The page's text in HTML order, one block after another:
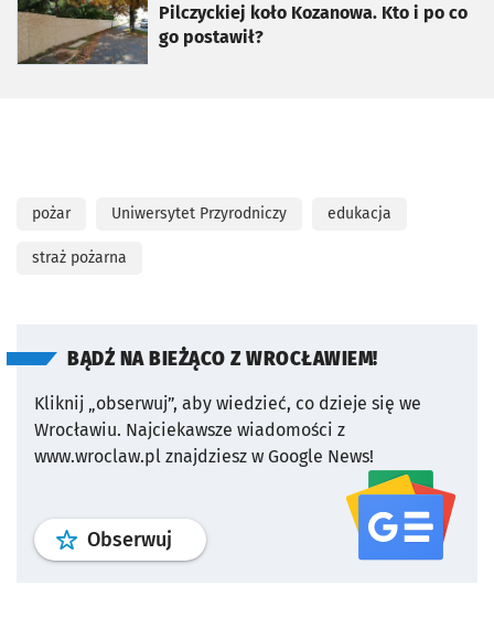
Pilczyckiej koło Kozanowa. Kto i po co
go postawił?
pożar Uniwersytet Przyrodniczy edukacja
straż pożarna
BĄDŹ NA BIEŻĄCO Z WROCŁAWIEM!
Kliknij „obserwuj”, aby wiedzieć, co dzieje się we
Wrocławiu. Najciekawsze wiadomości z
www.wroclaw.pl znajdziesz w Google News!
Obserwuj profil serwisu